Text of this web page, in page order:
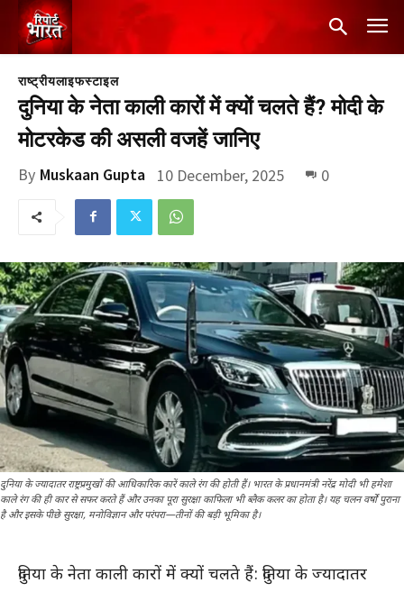
राष्ट्रीयलाइफस्टाइल
दुनिया के नेता काली कारों में क्यों चलते हैं? मोदी के
मोटरकेड की असली वजहें जानिए
By Muskaan Gupta 10 December, 2025 0
दुनिया के ज्यादातर राष्ट्रप्रमुखों की आधिकारिक कारें काले रंग की होती हैं। भारत के प्रधानमंत्री नरेंद्र मोदी भी हमेशा
काले रंग की ही कार से सफर करते हैं और उनका पूरा सुरक्षा काफिला भी ब्लैक कलर का होता है। यह चलन वर्षों पुराना
है और इसके पीछे सुरक्षा, मनोविज्ञान और परंपरा—तीनों की बड़ी भूमिका है।
दुनिया के नेता काली कारों में क्यों चलते हैं: दुनिया के ज्यादातर